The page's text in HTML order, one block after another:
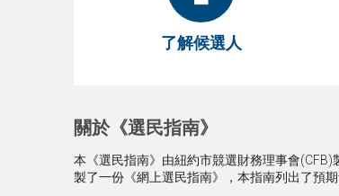
了解候選人
關於《選民指南》
本《選民指南》由紐約市競選財務理事會
製了一份《網上選民指南》，本指南列出了預